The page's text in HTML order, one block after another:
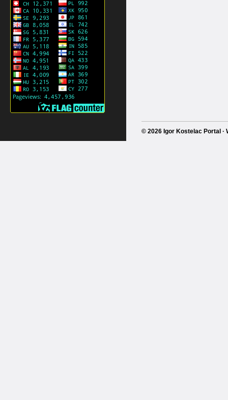
© 2026 Igor Kostelac Portal